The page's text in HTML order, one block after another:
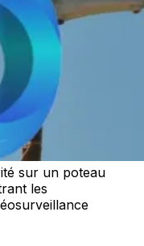
sur un poteau
les